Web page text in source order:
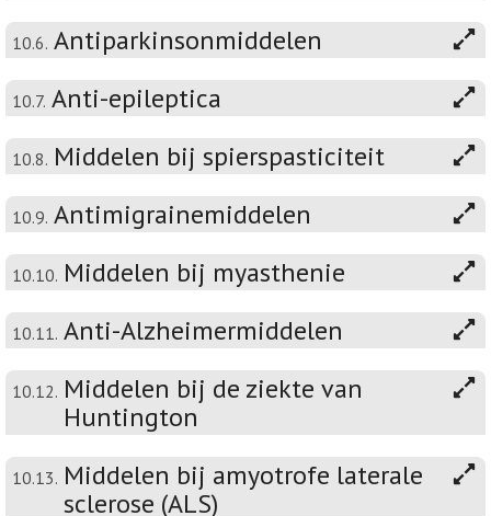
10.6. Antiparkinsonmiddelen
10.7. Anti-epileptica
10.8. Middelen bij spierspasticiteit
10.9. Antimigrainemiddelen
10.10. Middelen bij myasthenie
10.11. Anti-Alzheimermiddelen
10.12. Middelen bij de ziekte van
Huntington
10.13. Middelen bij amyotrofe laterale
sclerose (ALS)